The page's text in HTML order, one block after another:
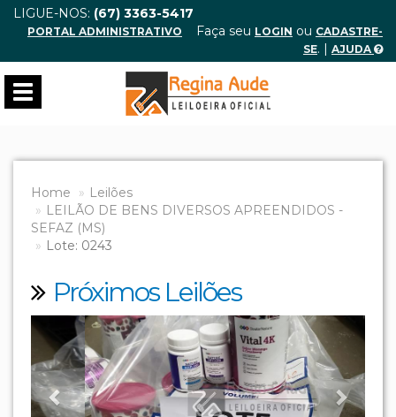
LIGUE-NOS: (67) 3363-5417
PORTAL ADMINISTRATIVO Faça seu LOGIN ou CADASTRE-
SE. | AJUDA
Toggle
navigation
Home
Leilões
LEILÃO DE BENS DIVERSOS APREENDIDOS -
SEFAZ (MS)
Lote: 0243
Próximos Leilões
Previous Next